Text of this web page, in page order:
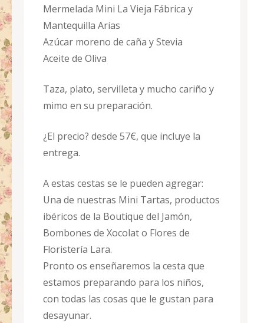
Mermelada Mini La Vieja Fábrica y
Mantequilla Arias
Azúcar moreno de caña y Stevia
Aceite de Oliva
Taza, plato, servilleta y mucho cariño y
mimo en su preparación.
¿El precio? desde 57€, que incluye la
entrega.
A estas cestas se le pueden agregar:
Una de nuestras Mini Tartas, productos
ibéricos de la Boutique del Jamón,
Bombones de Xocolat o Flores de
Floristería Lara.
Pronto os enseñaremos la cesta que
estamos preparando para los niños,
con todas las cosas que le gustan para
desayunar.